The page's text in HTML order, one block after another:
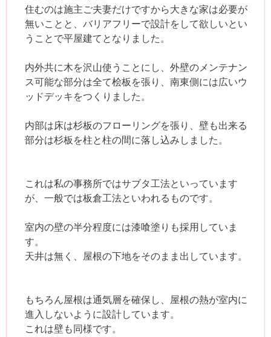
住むのは施主ご夫妻だけですから大きな家は必要が
無いことと、バリアフリーで設計をして欲しいとい
うことで平屋建てとなりました。
内外共に木を沢山使うことにし、外壁のメンテナン
ス可能な部分は全て桧板を張り、南東側には広いウ
ッドデッキをつくりました。
内部は床は杉板のフローリングを張り、壁も出来る
部分は杉板を柱と柱の間に落し込みしました。
これは私の事務所ではサブタ工法といっています
が、一般では板倉工法といわれるものです。
室内の壁の半分程度には漆喰塗りも採用していま
す。
天井は無く、屋根の下地をそのまま出しています。
もちろん屋根は通気層を確保し、屋根の熱が室内に
進入しないように設計しています。
これは壁も同様です。